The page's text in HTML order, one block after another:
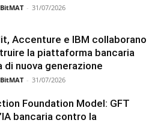
- 31/07/2026
Accenture e IBM collaborano
la piattaforma bancaria
di nuova generazione
- 31/07/2026
Foundation Model: GFT
bancaria contro la